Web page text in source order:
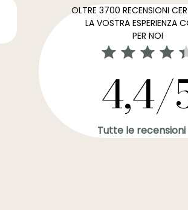
OLTRE 3700 RECENSIONI
LA VOSTRA ESPERIENZA
PER NOI
4,4/
Tutte le